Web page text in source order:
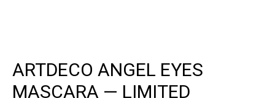
ARTDECO ANGEL EYES
MASCARA — LIMITED